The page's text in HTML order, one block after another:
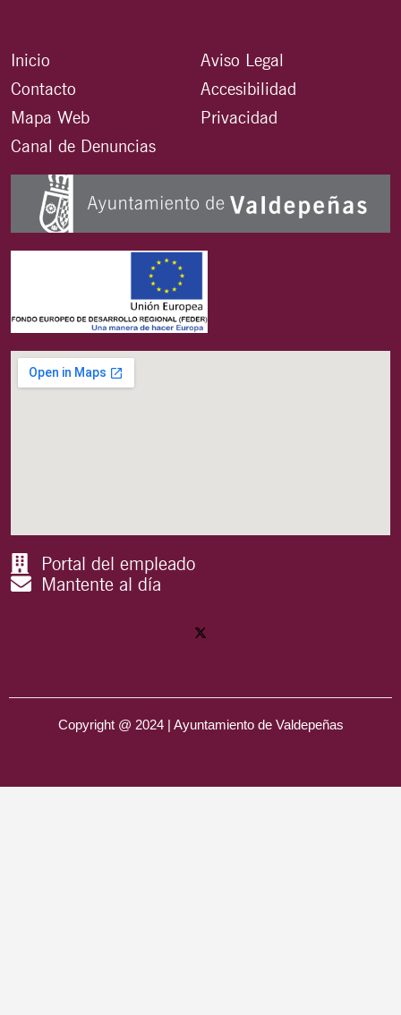
Inicio
Contacto
Mapa Web
Canal de Denuncias
Aviso Legal
Accesibilidad
Privacidad
Portal del empleado
Mantente al día
Copyright @ 2024 | Ayuntamiento de Valdepeñas